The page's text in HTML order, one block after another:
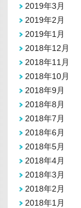
2019年3月
2019年2月
2019年1月
2018年12月
2018年11月
2018年10月
2018年9月
2018年8月
2018年7月
2018年6月
2018年5月
2018年4月
2018年3月
2018年2月
2018年1月